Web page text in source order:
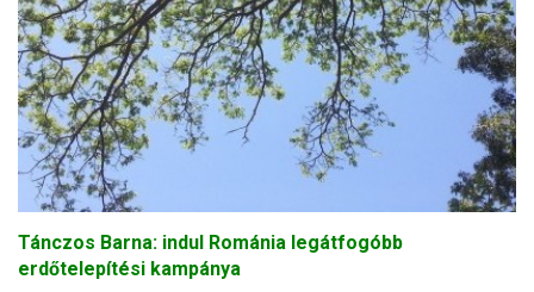
Tánczos Barna: indul Románia legátfogóbb
erdőtelepítési kampánya